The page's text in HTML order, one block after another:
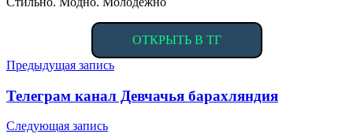
ОТКРЫТЬ В ТГ
Навигация
по
записям
Предыдущая запись
Телеграм канал Девчачья барахляндия
Следующая запись